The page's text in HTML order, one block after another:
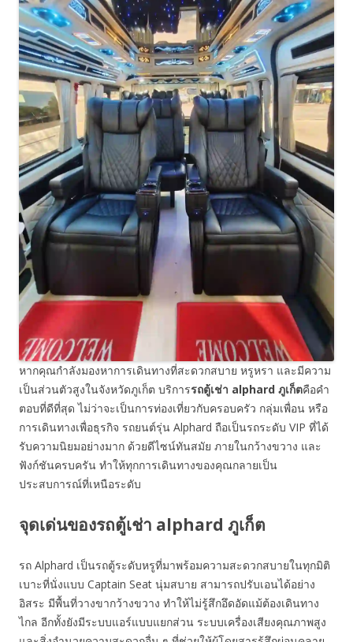
หากคุณกำลังมองหาการเดินทางที่สะดวกสบาย หรูหรา และมีความ
เป็นส่วนตัวสูงในจังหวัดภูเก็ต บริการรถตู้เช่า alphard ภูเก็ตคือคำ
ตอบที่ดีที่สุด ไม่ว่าจะเป็นการท่องเที่ยวกับครอบครัว กลุ่มเพื่อน หรือ
การเดินทางเพื่อธุรกิจ รถยนต์รุ่น Alphard ถือเป็นรถระดับ VIP ที่ได้
รับความนิยมอย่างมาก ด้วยดีไซน์ทันสมัย ภายในกว้างขวาง และ
ฟังก์ชันครบครัน ทำให้ทุกการเดินทางของคุณกลายเป็น
ประสบการณ์ที่เหนือระดับ
จุดเด่นของรถตู้เช่า alphard ภูเก็ต
รถ Alphard เป็นรถตู้ระดับหรูที่มาพร้อมความสะดวกสบายในทุกมิติ
เบาะที่นั่งแบบ Captain Seat นุ่มสบาย สามารถปรับเอนได้อย่าง
อิสระ มีพื้นที่วางขากว้างขวาง ทำให้ไม่รู้สึกอึดอัดแม้ต้องเดินทาง
ไกล อีกทั้งยังมีระบบแอร์แบบแยกส่วน ระบบเครื่องเสียงคุณภาพสูง